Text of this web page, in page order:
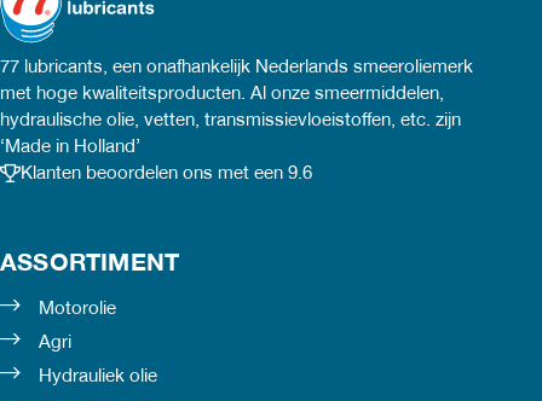
77 lubricants, een onafhankelijk Nederlands smeeroliemerk
met hoge kwaliteitsproducten. Al onze smeermiddelen,
hydraulische olie, vetten, transmissievloeistoffen, etc. zijn
‘Made in Holland’
Klanten beoordelen ons met een 9.6
ASSORTIMENT
Motorolie
Agri
Hydrauliek olie